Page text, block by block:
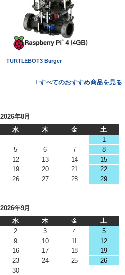
TURTLEBOT3 Burger
すべてのおすすめ商品を見る
2026年8月
水 木 金
土
1
5 6 7
8
12 13 14
15
19 20 21
22
26 27 28
29
2026年9月
水 木 金
土
2 3 4
5
9 10 11
12
16 17 18
19
23 24 25
26
30